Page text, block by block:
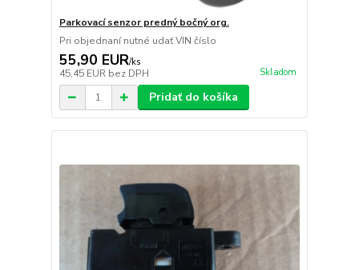
Parkovací senzor predný bočný org.
Pri objednaní nutné udať VIN číslo
55,90 EUR/ks
45,45 EUR bez DPH Skladom
Pridať do košíka